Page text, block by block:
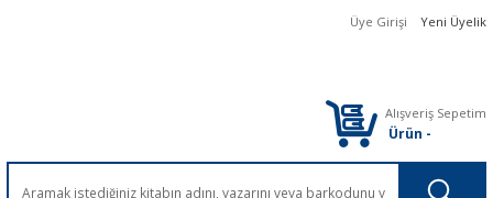
Üye Girişi Yeni Üyelik
Alışveriş Sepetim
Ürün -